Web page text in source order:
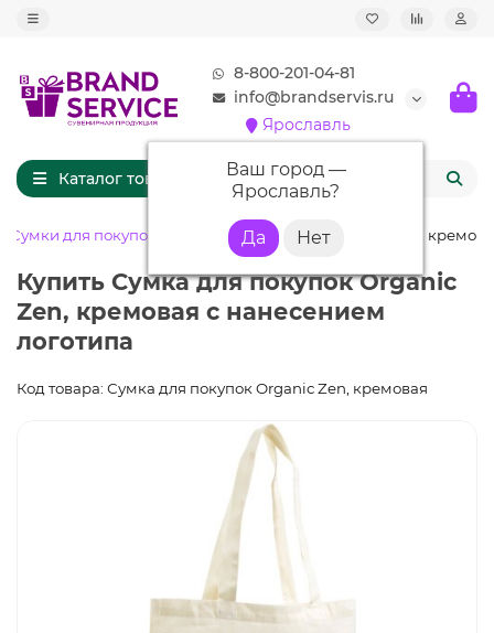
8-800-201-04-81
info@brandservis.ru
Ярославль
Ваш город —
Ярославль?
Каталог товаров
Сумки для покупок Сумка для покупок Organic Zen,
Купить Сумка для покупок Organic
Zen, кремовая с нанесением
логотипа
Код товара: Сумка для покупок Organic Zen, кремовая